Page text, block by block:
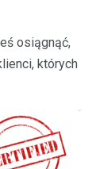
osiągnąć,
których